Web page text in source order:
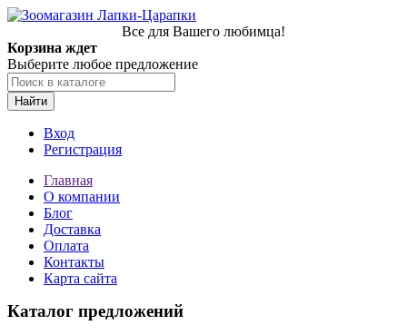
Все для Вашего любимца!
Корзина ждет
Выберите любое предложение
Найти
Вход
Регистрация
Главная
О компании
Блог
Доставка
Оплата
Контакты
Карта сайта
Каталог предложений